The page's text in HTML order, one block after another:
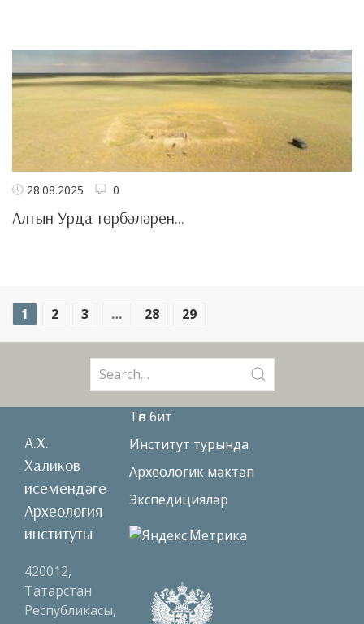
28.08.2025 0
Алтын Урда төрбәләрен...
1 2 3 … 28 29
for:
А.Х.
Халиков
исемендәге
Археология
институты
420012,
Татарстан
Республикасы,
Төп бит
Институт турында
Археологик мәктәп
Экспедицияләр